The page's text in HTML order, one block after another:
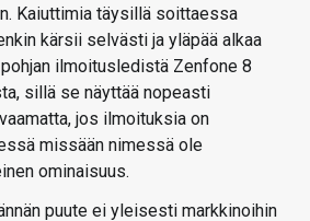
Kaiuttimia täysillä soittaessa
kärsii selvästi ja yläpää alkaa
ilmoitusledistä Zenfone 8
sillä se näyttää nopeasti
jos ilmoituksia on
missään nimessä ole
ominaisuus.
puute ei yleisesti markkinoihin